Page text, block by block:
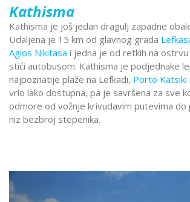
Kathisma
Kathisma je još jedan dragulj zapadne
Udaljena je 15 km od glavnog grada
Agios Nikitasa i jedna je od retkih na
stići autobusom. Kathisma je podjednake
najpoznatije plaže na Lefkadi, Porto Katsiki i
vrlo lako dostupna, pa je savršena za sve
odmore od vožnje krivudavim putevima do
niz bezbroj stepenika.